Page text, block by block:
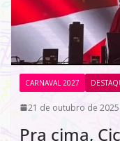
CARNAVAL 2027
21 de outubro de 2025
Pra cima,